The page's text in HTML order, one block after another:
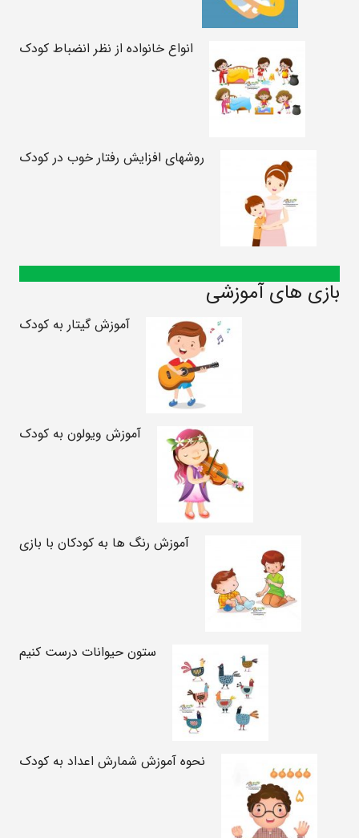
انواع خانواده از نظر انضباط کودک
روشهای افزایش رفتار خوب در کودک
بازی های آموزشی
آموزش گیتار به کودک
آموزش ویولون به کودک
آموزش رنگ ها به کودکان با بازی
ستون حیوانات درست کنیم
نحوه آموزش شمارش اعداد به کودک